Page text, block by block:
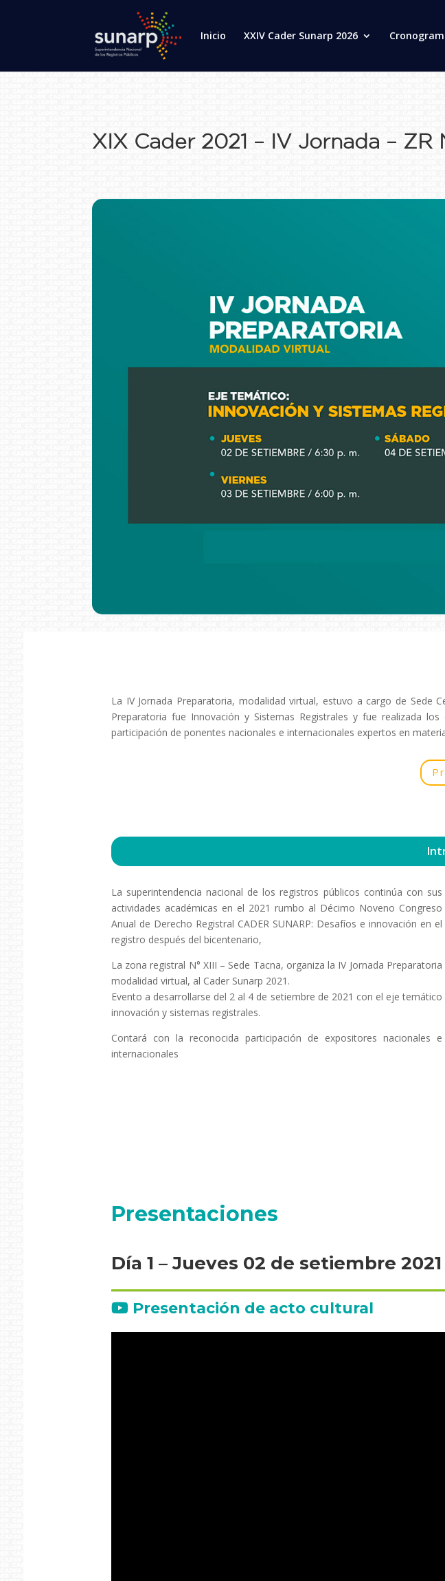
Inicio XXIV Cader Sunarp 2026
XIX Cader 2021 – IV Jornada – ZR
La IV Jornada Preparatoria, modalidad virtual, estuvo a cargo de Sede
Preparatoria fue Innovación y Sistemas Registrales y fue realizada
participación de ponentes nacionales e internacionales expertos en
La superintendencia nacional de los registros públicos continúa con sus
actividades académicas en el 2021 rumbo al Décimo Noveno Congreso
Anual de Derecho Registral CADER SUNARP: Desafíos e innovación en el
registro después del bicentenario,
La zona registral N° XIII – Sede Tacna, organiza la IV Jornada Preparatoria
modalidad virtual, al Cader Sunarp 2021.
Evento a desarrollarse del 2 al 4 de setiembre de 2021 con el eje temático
innovación y sistemas registrales.
Contará con la reconocida participación de expositores nacionales e
internacionales
Presentaciones
Día 1 – Jueves 02 de setiembre 2021
Presentación de acto cultural